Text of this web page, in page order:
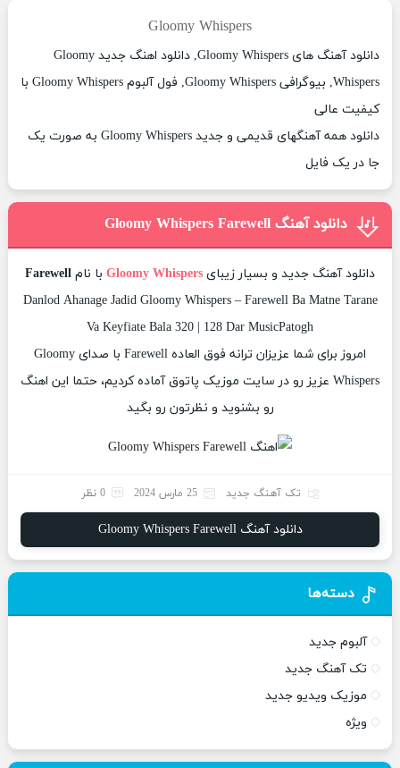
Gloomy Whispers
دانلود آهنگ های Gloomy Whispers, دانلود اهنگ جدید Gloomy
Whispers, بیوگرافی Gloomy Whispers, فول آلبوم Gloomy Whispers با
کیفیت عالی
دانلود همه آهنگهای قدیمی و جدید Gloomy Whispers به صورت یک
جا در یک فایل
دانلود آهنگ Gloomy Whispers Farewell
دانلود آهنگ جدید و بسیار زیبای Gloomy Whispers با نام Farewell
Danlod Ahanage Jadid Gloomy Whispers – Farewell Ba Matne Tarane
Va Keyfiate Bala 320 | 128 Dar MusicPatogh
امروز برای شما عزیزان ترانه فوق العاده Farewell با صدای Gloomy
Whispers عزیز رو در سایت موزیک پاتوق آماده کردیم، حتما این اهنگ
رو بشنوید و نظرتون رو بگید
تک آهنگ جدید 25 مارس 2024 0 نظر
دانلود آهنگ Gloomy Whispers Farewell
دسته‌ها
آلبوم جدید
تک آهنگ جدید
موزیک ویدیو جدید
ویژه